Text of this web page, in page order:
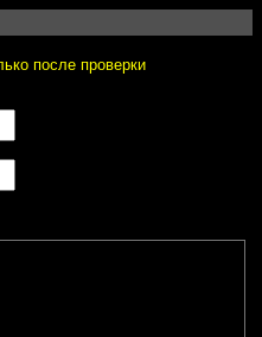
после проверки